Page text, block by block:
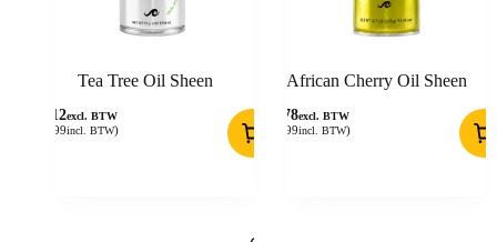
Tea Tree Oil Sheen
4,12excl. BTW
4,99incl. BTW)
African Cherry Oil Sheen
5,78excl. BTW
6,99incl. BTW)